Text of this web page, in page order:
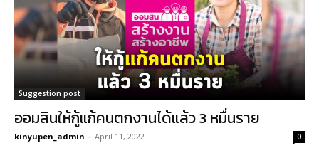
Suggestion post
ออมสินให้กู้แก้คนตกงานได้แล้ว 3 หมื่นราย
kinyupen_admin - April 11, 2022 0